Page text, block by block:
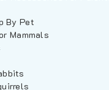
By Pet
Mammals